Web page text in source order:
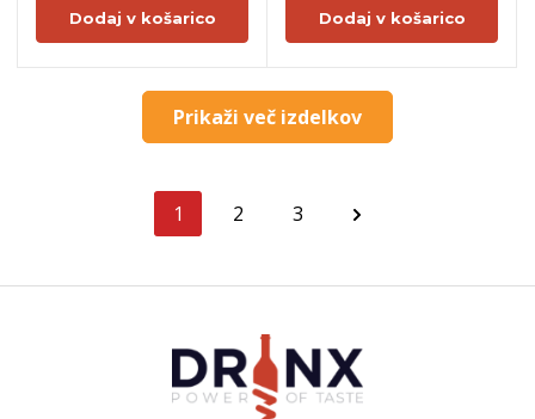
Dodaj v košarico Dodaj v košarico
Prikaži več izdelkov
1 2 3